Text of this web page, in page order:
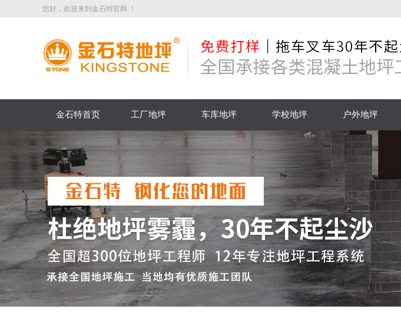
您好，欢迎来到金石特官网 ！
金石特首页 工厂地坪 车库地坪 学校地坪 户外地坪